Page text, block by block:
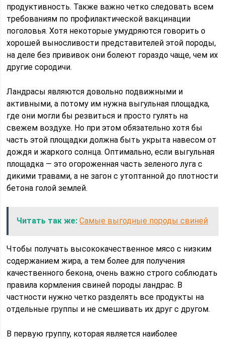
продуктивность. Также важно четко следовать всем
требованиям по профилактической вакцинации
поголовья. Хотя некоторые умудряются говорить о
хорошей выносливости представителей этой породы,
на деле без прививок они болеют гораздо чаще, чем их
другие сородичи.
Ландрасы являются довольно подвижными и
активными, а потому им нужна выгульная площадка,
где они могли бы резвиться и просто гулять на
свежем воздухе. Но при этом обязательно хотя бы
часть этой площадки должна быть укрыта навесом от
дождя и жаркого солнца. Оптимально, если выгульная
площадка — это огороженная часть зеленого луга с
дикими травами, а не загон с утоптанной до плотности
бетона голой землей.
Читать так же: Самые выгодные породы свиней
Чтобы получать высококачественное мясо с низким
содержанием жира, а тем более для получения
качественного бекона, очень важно строго соблюдать
правила кормления свиней породы ландрас. В
частности нужно четко разделять все продукты на
отдельные группы и не смешивать их друг с другом.
В первую группу, которая является наиболее